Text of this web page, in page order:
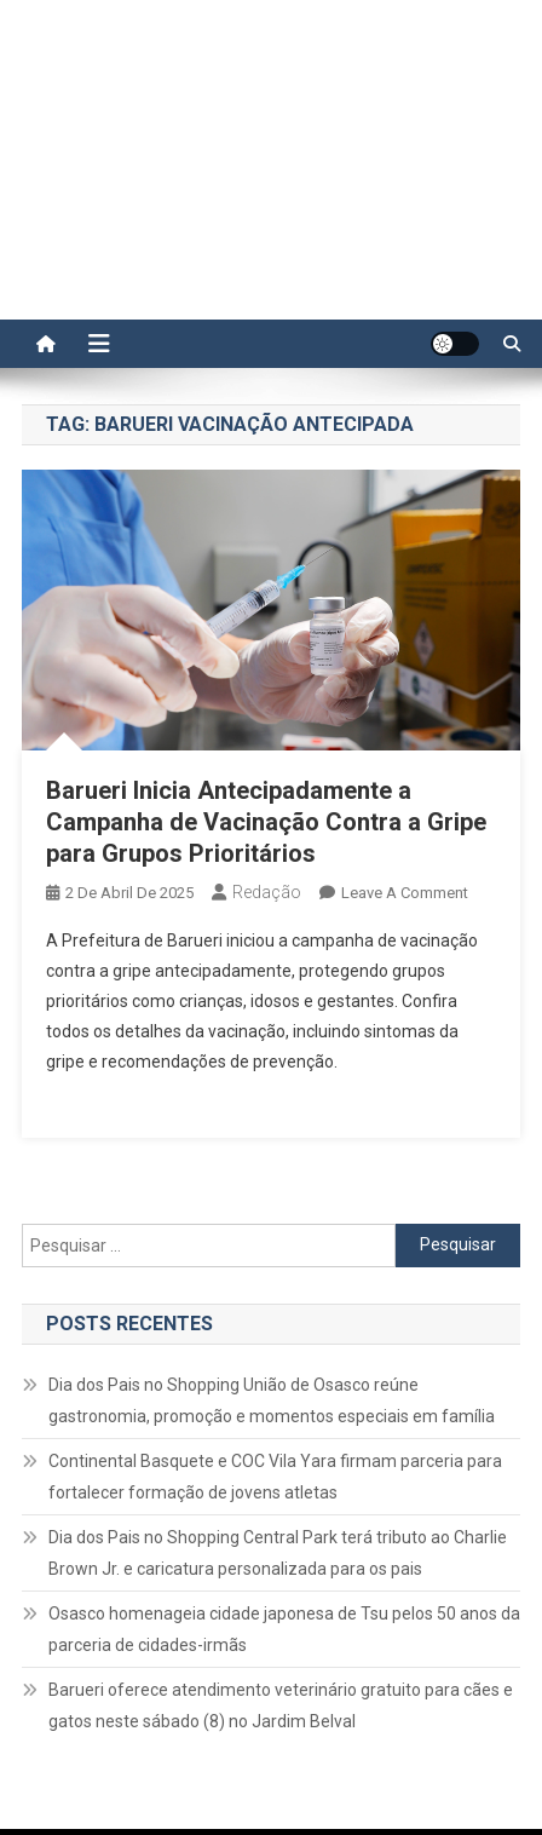
TAG: BARUERI VACINAÇÃO ANTECIPADA
Barueri Inicia Antecipadamente a
Campanha de Vacinação Contra a Gripe
para Grupos Prioritários
2 De Abril De 2025 Redação Leave A CommentOn
Inicia
Grupos
Prioritários
A Prefeitura de Barueri iniciou a campanha de vacinação
contra a gripe antecipadamente, protegendo grupos
prioritários como crianças, idosos e gestantes. Confira
todos os detalhes da vacinação, incluindo sintomas da
gripe e recomendações de prevenção.
Pesquisar
por:
POSTS RECENTES
Dia dos Pais no Shopping União de Osasco reúne
gastronomia, promoção e momentos especiais em família
Continental Basquete e COC Vila Yara firmam parceria para
fortalecer formação de jovens atletas
Dia dos Pais no Shopping Central Park terá tributo ao Charlie
Brown Jr. e caricatura personalizada para os pais
Osasco homenageia cidade japonesa de Tsu pelos 50 anos da
parceria de cidades-irmãs
Barueri oferece atendimento veterinário gratuito para cães e
gatos neste sábado (8) no Jardim Belval